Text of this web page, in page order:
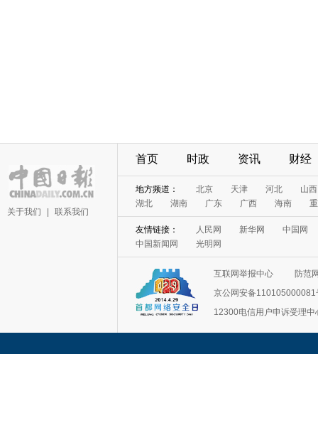
关于我们 联系我们
首页 时政 资讯 财经
地方频道： 北京 天津 河北
山西
湖北
湖南 广东 广西 海南
友情链接： 人民网 新华网
中国网
中国新闻网
光明网
互联网举报中心
防范
京公网安备110105000081
12300电信用户申诉受理中